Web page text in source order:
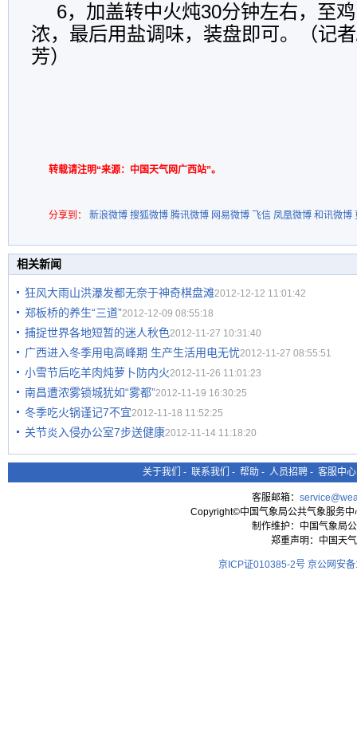
6，加盖转中火炖30分钟左右，至
浓，最后用盐调味，装盘即可。（记
芳）
转载请注明“来源：中国天气网广西站”。
分享到： 新浪微博 搜狐微博 腾讯微博 网易微博 飞信 凤凰微博 和讯微博
相关新闻
狂风大雨山洪瀑发都无奈于神奇棋盘滩2012-12-12 11:01:42
郑板桥的养生“三道”2012-12-09 08:55:18
捕捉世界各地短暂的迷人秋色2012-11-27 10:31:40
广西进入冬季用电高峰期 生产生活用电无忧2012-11-27 08:55:51
小雪节后吃羊肉炖萝卜防内火2012-11-26 11:01:23
南昌遭浓雾锁城犹如“雾都”2012-11-19 16:30:25
冬季吃火锅谨记7不宜2012-11-18 11:52:25
关节炎入侵办公室7步送健康2012-11-14 11:18:20
关于我们 - 联系我们 - 帮助 - 人员招聘 - 客服中心
客服邮箱：
Copyright©中国气象局公共气象服务
制作维护：中国气象局
郑重声明：中国天
京ICP证010385-2号 京公网安